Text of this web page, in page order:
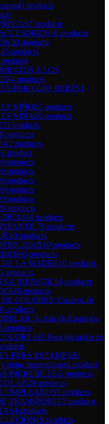
0 products
7 products
16 products
20 products
45 products
A LOS
4 products
PARA LOS BEBÉS1
NIÑOS5 products
NIÑAS6 products
products
6 products
2 products
1 product
0 products
0 products
0 products
0 products
0 products
products
10 products
79 products
10 products
10 products
16 products
DE LA MADRE10 products
products
INFANTIL54 products
28 products
COLORES: Cuadros de
0 products
lo más fácil para los
products
Para iniciarme en
PARA ESTAMPAR:
tintas maravillosos1 product
INCREÍBLES.5 products
29 products
5 products
TRANSPORTE5 products
4 products
19 products